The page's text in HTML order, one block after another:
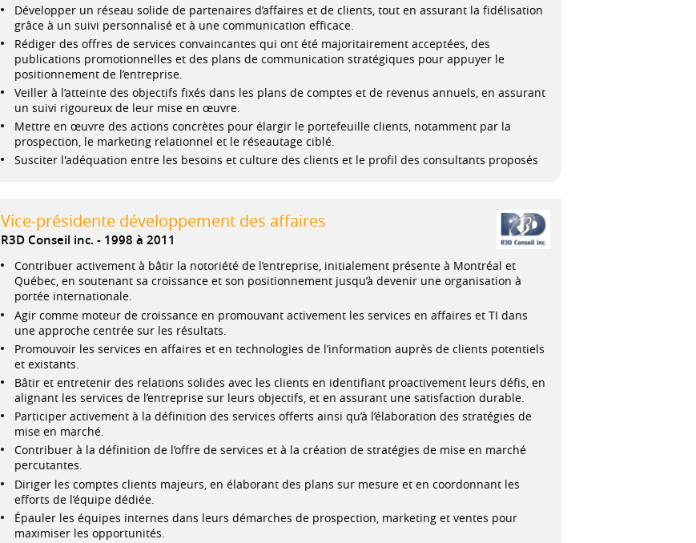
Développer un réseau solide de partenaires d’affaires et de clients, tout en assurant la fidélisation
grâce à un suivi personnalisé et à une communication efficace.
Rédiger des offres de services convaincantes qui ont été majoritairement acceptées, des
publications promotionnelles et des plans de communication stratégiques pour appuyer le
positionnement de l’entreprise.
Veiller à l’atteinte des objectifs fixés dans les plans de comptes et de revenus annuels, en assurant
un suivi rigoureux de leur mise en œuvre.
Mettre en œuvre des actions concrètes pour élargir le portefeuille clients, notamment par la
prospection, le marketing relationnel et le réseautage ciblé.
Susciter l'adéquation entre les besoins et culture des clients et le profil des consultants proposés
Vice-présidente développement des affaires
R3D Conseil inc. 1998 à 2011
Contribuer activement à bâtir la notoriété de l’entreprise, initialement présente à Montréal et
Québec, en soutenant sa croissance et son positionnement jusqu’à devenir une organisation à
portée internationale.
Agir comme moteur de croissance en promouvant activement les services en affaires et TI dans
une approche centrée sur les résultats.
Promouvoir les services en affaires et en technologies de l’information auprès de clients potentiels
et existants.
Bâtir et entretenir des relations solides avec les clients en identifiant proactivement leurs défis, en
alignant les services de l’entreprise sur leurs objectifs, et en assurant une satisfaction durable.
Participer activement à la définition des services offerts ainsi qu’à l’élaboration des stratégies de
mise en marché.
Contribuer à la définition de l’offre de services et à la création de stratégies de mise en marché
percutantes.
Diriger les comptes clients majeurs, en élaborant des plans sur mesure et en coordonnant les
efforts de l’équipe dédiée.
Épauler les équipes internes dans leurs démarches de prospection, marketing et ventes pour
maximiser les opportunités.